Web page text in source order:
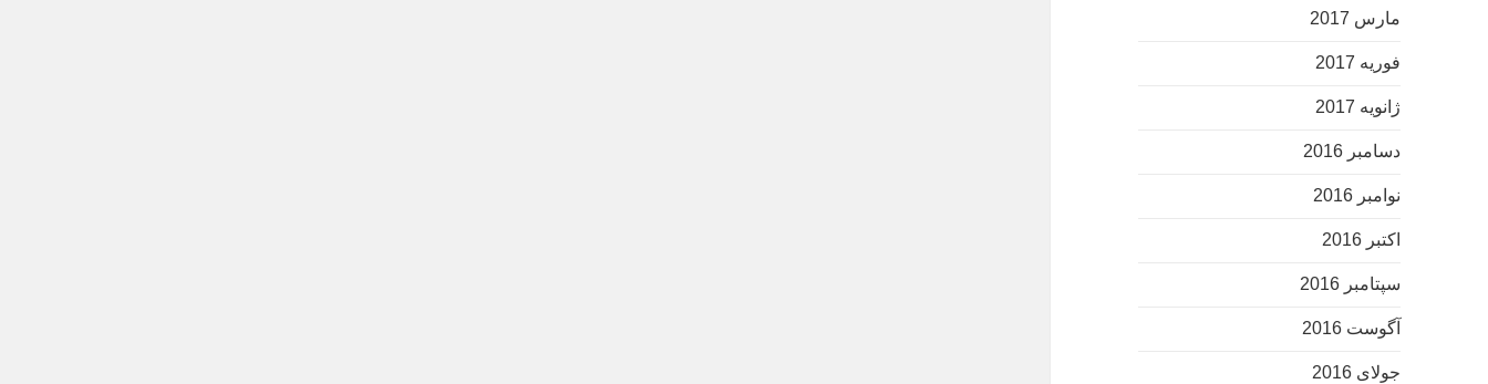
مارس 2017
فوریه 2017
ژانویه 2017
دسامبر 2016
نوامبر 2016
اکتبر 2016
سپتامبر 2016
آگوست 2016
جولای 2016